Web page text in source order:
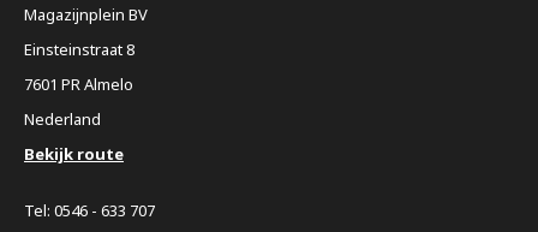
Magazijnplein BV
Einsteinstraat 8
7601 PR Almelo
Nederland
Bekijk route
Tel: 0546 - 633 707